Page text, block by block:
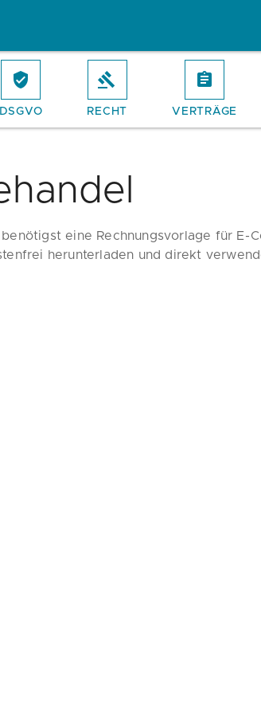
DSGVO RECHT VERTRÄGE
benötigst eine Rechnungsvorlage für E-
herunterladen und direkt